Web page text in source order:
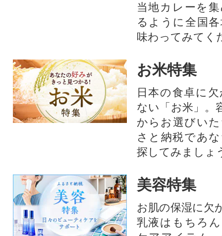
当地カレーを
るように全国
味わってみてく
お米特集
日本の食卓に
ない「お米」。
からお選びい
さと納税であ
探してみましょ
美容特集
お肌の保湿に欠
乳液はもちろ